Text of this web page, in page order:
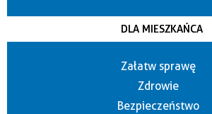
DLA MIESZKAŃCA
Załatw sprawę
Zdrowie
Bezpieczeństwo